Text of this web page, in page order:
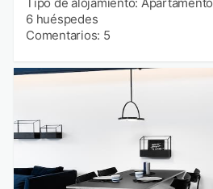
6 huéspedes
Comentarios: 5